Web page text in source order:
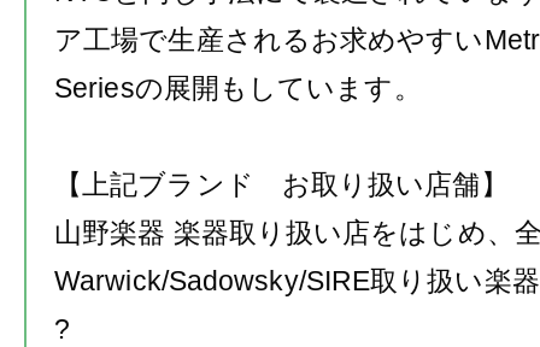
ア工場で生産されるお求めやすい
Seriesの展開もしています。
【上記ブランド お取り扱い店舗】
山野楽器 楽器取り扱い店をはじめ、
Warwick/Sadowsky/SIRE取り扱い楽
?